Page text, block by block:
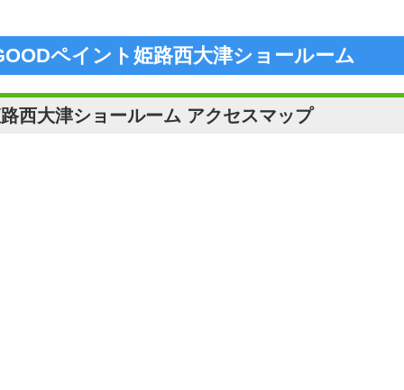
ペイント姫路西大津ショールーム
西大津ショールーム アクセスマップ